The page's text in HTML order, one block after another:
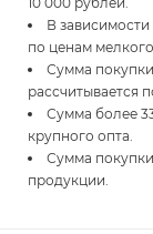
В зависимости
по ценам
Сумма покупки
рассчитывается
Сумма более
крупного опта.
Сумма
продукции.